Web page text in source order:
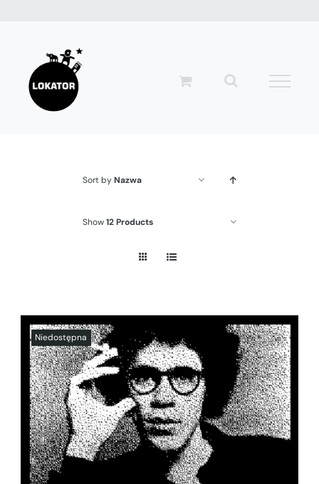
zawartości
Sort byNazwa
Show12 Products